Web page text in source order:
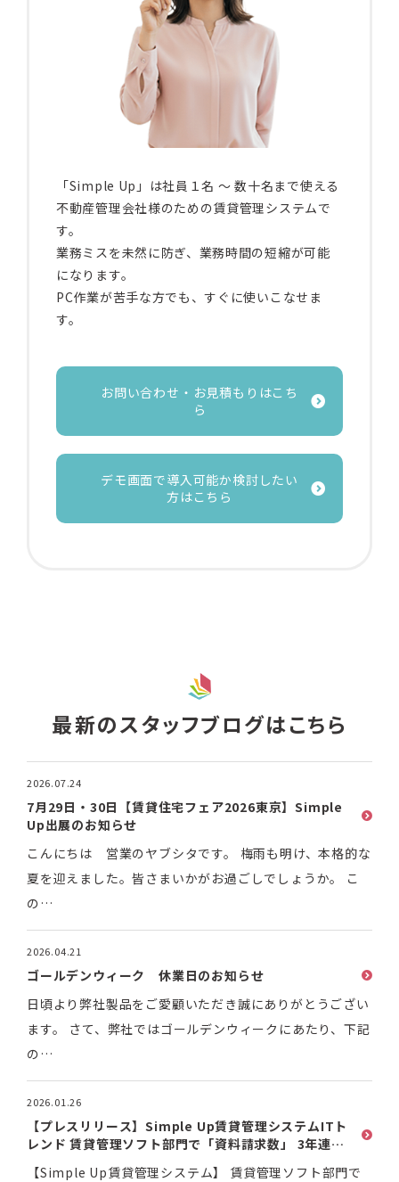
「Simple Up」は社員１名 〜 数十名まで使える
不動産管理会社様のための賃貸管理システムで
す。
業務ミスを未然に防ぎ、業務時間の短縮が可能
になります。
PC作業が苦手な方でも、すぐに使いこなせま
す。
お問い合わせ・お見積もりはこち
ら
デモ画面で導入可能か検討したい
方はこちら
最新のスタッフブログはこちら
2026.07.24
7月29日・30日【賃貸住宅フェア2026東京】Simple
Up出展のお知らせ
こんにちは 営業のヤブシタです。 梅雨も明け、本格的な
夏を迎えました。皆さまいかがお過ごしでしょうか。 こ
の…
2026.04.21
ゴールデンウィーク 休業日のお知らせ
日頃より弊社製品をご愛顧いただき誠にありがとうござい
ます。 さて、弊社ではゴールデンウィークにあたり、下記
の…
2026.01.26
【プレスリリース】Simple Up賃貸管理システムITト
レンド 賃貸管理ソフト部門で「資料請求数」 3年連続
【Simple Up賃貸管理システム】 賃貸管理ソフト部門で